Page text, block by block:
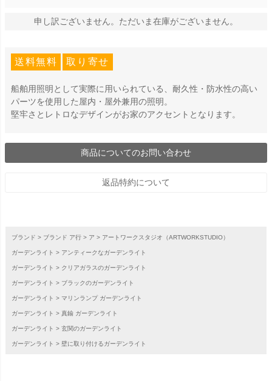
申し訳ございません。ただいま在庫がございません。
送料無料 取り寄せ
船舶用照明として実際に用いられている、耐久性・防水性の高い
パーツを使用した屋内・屋外兼用の照明。
堅牢さとレトロなデザインがお家のアクセントとなります。
商品についてのお問い合わせ
返品特約について
ブランド ブランド ア行 ア アートワークスタジオ（ARTWORKSTUDIO）
ガーデンライト アンティークなガーデンライト
ガーデンライト クリアガラスのガーデンライト
ガーデンライト ブラックのガーデンライト
ガーデンライト マリンランプ ガーデンライト
ガーデンライト 真鍮 ガーデンライト
ガーデンライト 玄関のガーデンライト
ガーデンライト 壁に取り付けるガーデンライト